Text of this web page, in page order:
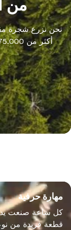
من
أكثر من 575.000 شجرة في جميع أنحاء العالم حتى الآن.
مهارة حرفية
كل ساعة صنعت
قطعة فريدة من